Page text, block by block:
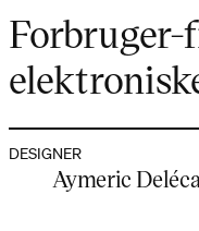
DESIGNER
Aymeric